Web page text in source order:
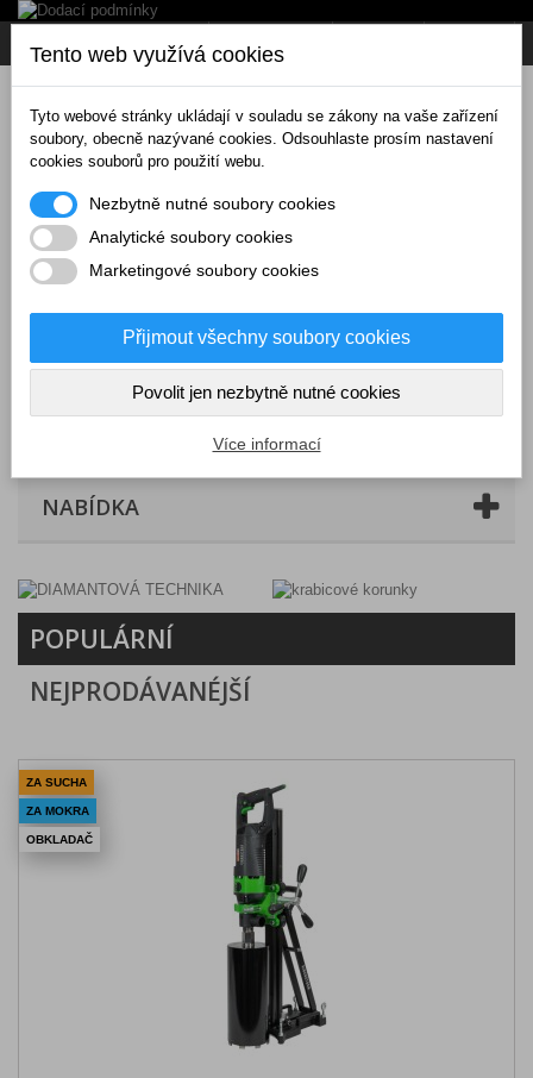
Košík (prázdný)
NABÍDKA
POPULÁRNÍ
NEJPRODÁVANÉJŠÍ
ZA SUCHA
ZA MOKRA
OBKLADAČ
Tento web využívá cookies
Tyto webové stránky ukládají v souladu se zákony na vaše zařízení
soubory, obecně nazývané cookies. Odsouhlaste prosím nastavení
cookies souborů pro použití webu.
Nezbytně nutné soubory cookies
Analytické soubory cookies
Marketingové soubory cookies
Přijmout všechny soubory cookies
Povolit jen nezbytně nutné cookies
Více informací